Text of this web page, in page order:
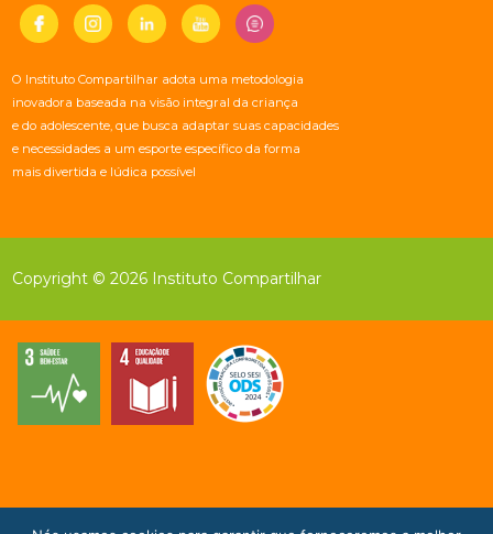
O Instituto Compartilhar adota uma metodologia
inovadora baseada na visão integral da criança
e do adolescente, que busca adaptar suas capacidades
e necessidades a um esporte específico da forma
mais divertida e lúdica possível
Copyright © 2026 Instituto Compartilhar